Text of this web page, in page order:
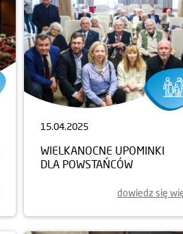
15.04.2025
WIELKANOCNE UPOMINKI
DLA POWSTAŃCÓW
dowiedz się